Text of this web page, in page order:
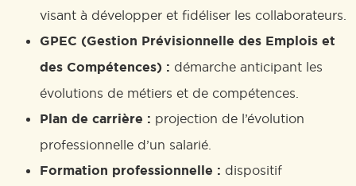
visant à développer et fidéliser les collaborateurs.
GPEC (Gestion Prévisionnelle des Emplois et
des Compétences) : démarche anticipant les
évolutions de métiers et de compétences.
Plan de carrière : projection de l’évolution
professionnelle d’un salarié.
Formation professionnelle : dispositif